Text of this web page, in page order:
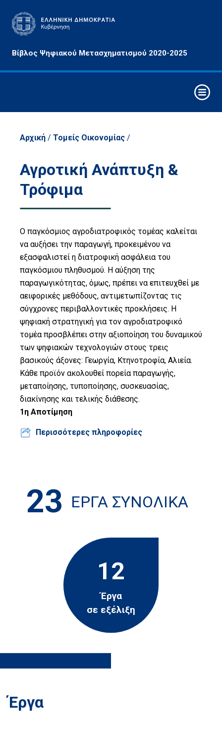
Βίβλος Ψηφιακού Μετασχηματισμού 2020-2025
&
Ψηφιακού
Στρατηγικοί
Άξονες
Παρέμβασης
Οικονομίας
Αποτίμηση
Ψηφιακή
Δεκαετία
Προτείνετε
την ιδέα
Σελίδα
Αναζήτησης
Βίβλος Ψηφιακού
Μετασχηματισμού
English
Αρχική / Τομείς Οικονομίας /
Αγροτική Ανάπτυξη &
Τρόφιμα
Ο παγκόσμιος αγροδιατροφικός τομέας καλείται
να αυξήσει την παραγωγή, προκειμένου να
εξασφαλιστεί η διατροφική ασφάλεια του
παγκόσμιου πληθυσμού. Η αύξηση της
παραγωγικότητας, όμως, πρέπει να επιτευχθεί με
αειφορικές μεθόδους, αντιμετωπίζοντας τις
σύγχρονες περιβαλλοντικές προκλήσεις. Η
ψηφιακή στρατηγική για τον αγροδιατροφικό
τομέα προσβλέπει στην αξιοποίηση του δυναμικού
των ψηφιακών τεχνολογιών στους τρεις
βασικούς άξονες: Γεωργία, Κτηνοτροφία, Αλιεία.
Κάθε προϊόν ακολουθεί πορεία παραγωγής,
μεταποίησης, τυποποίησης, συσκευασίας,
διακίνησης και τελικής διάθεσης.
1η Αποτίμηση
Περισσότερες πληροφορίες
23 ΈΡΓΑ ΣΥΝΟΛΙΚΆ
12
Έργα
σε εξέλιξη
Έργα